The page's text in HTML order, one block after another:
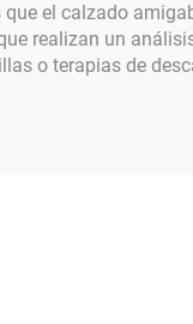
el calzado
realizan un
o terapias de